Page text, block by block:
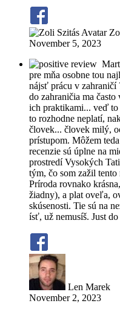
November 5, 2023
pre mňa osobne tou
nájsť prácu v
do zahraničia ma
ich praktikami... veď
to rozhodne neplatí,
človek... človek milý,
prístupom. Môžem
recenzie sú úplne na
prostredí Vysokých
tým, čo som zažil
Príroda rovnako
žiadny), a plat oveľa,
skúsenosti. Tie sú na
ísť, už nemusíš. Just
Len Marek
November 2, 2023